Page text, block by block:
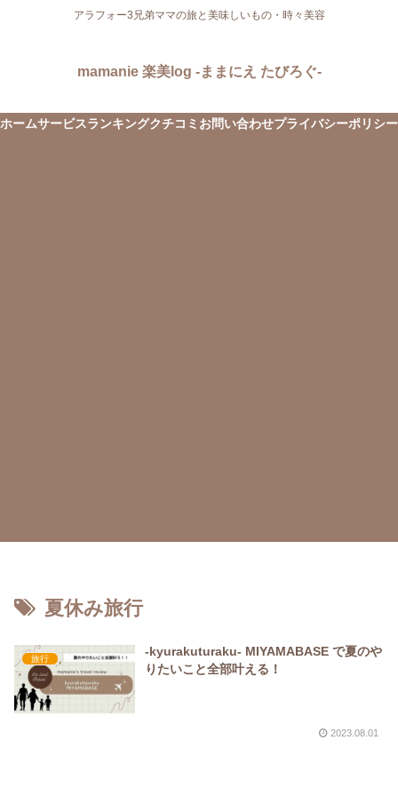
アラフォー3兄弟ママの旅と美味しいもの・時々美容
mamanie 楽美log -ままにえ たびろぐ-
ホームサービスランキングクチコミ お問い合わせプライバシーポリシー
夏休み旅行
旅行
-kyurakuturaku- MIYAMABASE で夏のや
りたいこと全部叶える！
2023.08.01